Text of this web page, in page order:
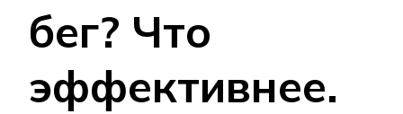
бег? Что
эффективнее.